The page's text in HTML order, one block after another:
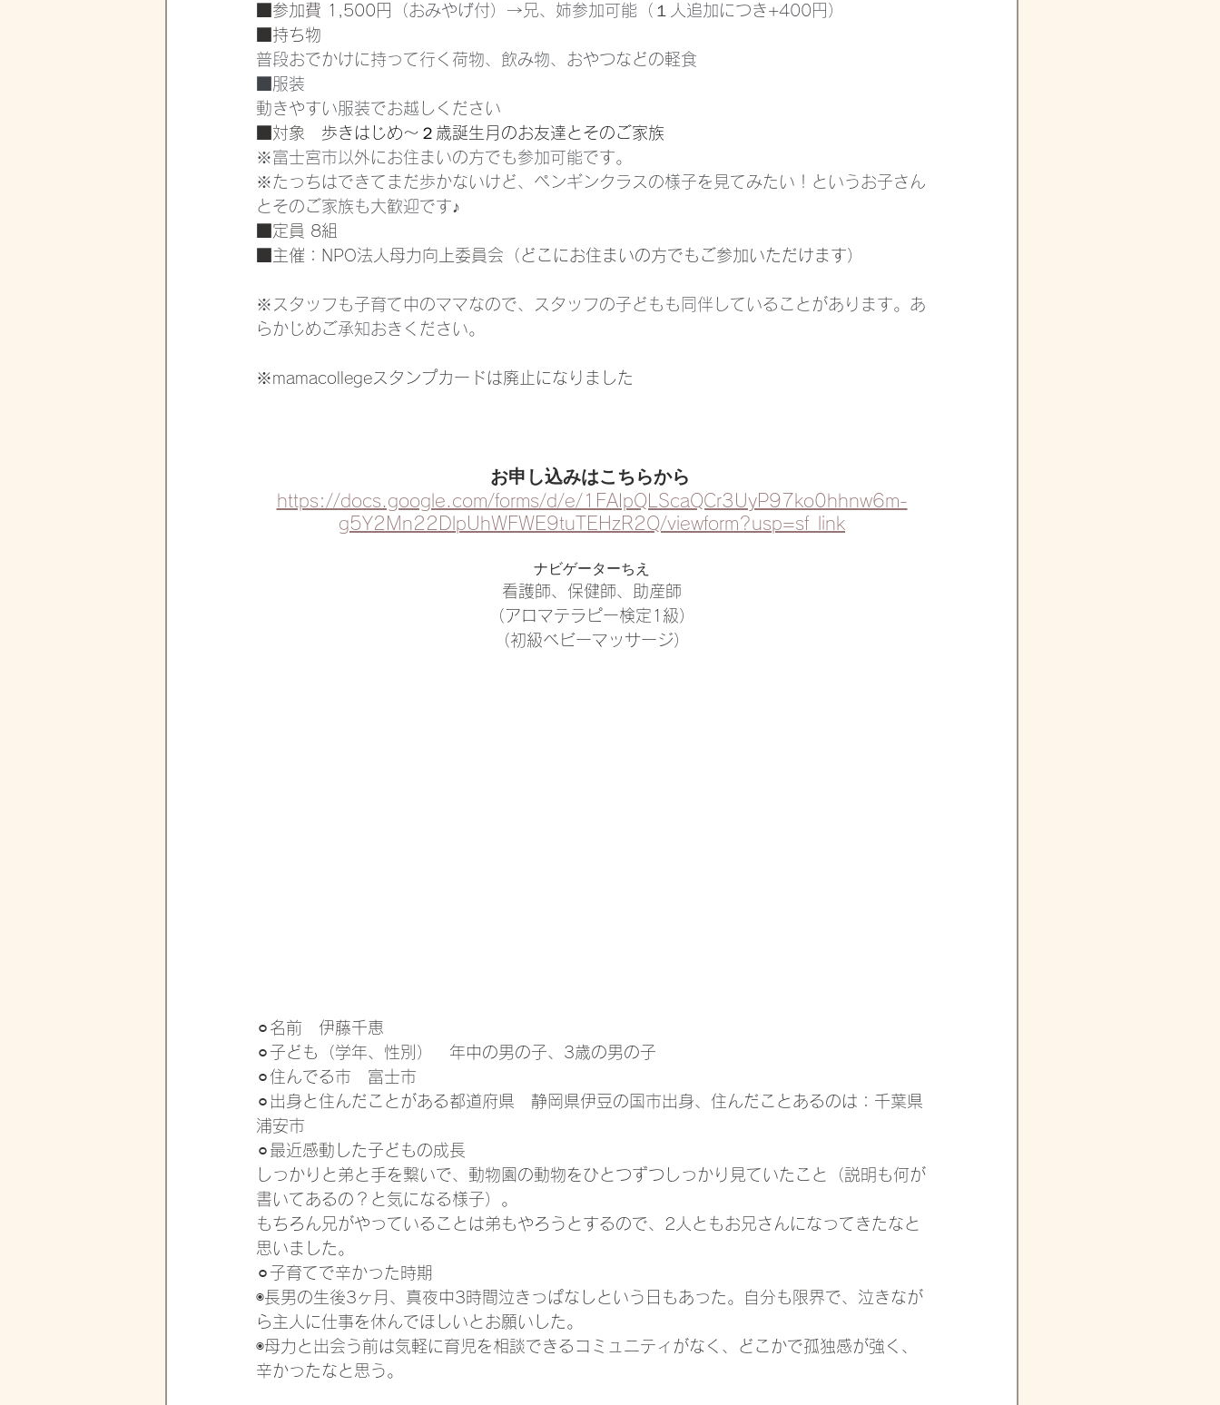
■参加費 1,500円
（おみやげ付）→兄、姉参加可能（１人追加につき+400円）
■持ち物
普段おでかけに持って行く荷物、飲み物、おやつなどの軽食
■服装
動きやすい服装でお越しください
■対象 歩きはじめ〜２歳誕生月のお友達とそのご家族
※富士宮市以外にお住まいの方でも参加可能です。
※たっちはできてまだ歩かないけど、ペンギンクラスの様子を見てみたい！というお子さん
とそのご家族も大歓迎です♪
■定員 8組
■主催：NPO法人母力向上委員会（どこにお住まいの方でもご参加いただけます）
※スタッフも子育て中のママなので、スタッフの子どもも同伴していることがあります。あ
らかじめご承知おきください。
※mamacollegeスタンプカードは廃止になりました
お申し込みはこちらから
https://docs.google.com/forms/d/e/1FAIpQLScaQCr3UyP97ko0hhnw6m-
g5Y2Mn22DlpUhWFWE9tuTEHzR2Q/viewform?usp=sf_link
ナビゲーターちえ
看護師、保健師、助産師
（アロマテラピー検定1級）
（初級ベビーマッサージ）
⚪︎名前　伊藤千恵
⚪︎子ども（学年、性別）　年中の男の子、3歳の男の子
⚪︎住んでる市　富士市
⚪︎出身と住んだことがある都道府県　静岡県伊豆の国市出身、住んだことあるのは：千葉県
浦安市
⚪︎最近感動した子どもの成長
しっかりと弟と手を繋いで、動物園の動物をひとつずつしっかり見ていたこと（説明も何が
書いてあるの？と気になる様子）。
もちろん兄がやっていることは弟もやろうとするので、2人ともお兄さんになってきたなと
思いました。
⚪︎子育てで辛かった時期
◉長男の生後3ヶ月、真夜中3時間泣きっぱなしという日もあった。自分も限界で、泣きなが
ら主人に仕事を休んでほしいとお願いした。
◉母力と出会う前は気軽に育児を相談できるコミュニティがなく、どこかで孤独感が強く、
辛かったなと思う。